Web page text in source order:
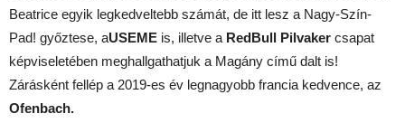
Beatrice egyik legkedveltebb számát, de itt lesz a Nagy-Szín-
Pad! győztese, aUSEME is, illetve a RedBull Pilvaker csapat
képviseletében meghallgathatjuk a Magány című dalt is!
Zárásként fellép a 2019-es év legnagyobb francia kedvence, az
Ofenbach.